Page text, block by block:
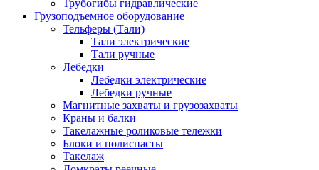
Трубогибы гидравлические
Грузоподъемное оборудование
Тельферы (Тали)
Тали электрические
Тали ручные
Лебедки
Лебедки электрические
Лебедки ручные
Магнитные захваты и грузозахваты
Краны и балки
Такелажные роликовые тележки
Блоки и полиспасты
Такелаж